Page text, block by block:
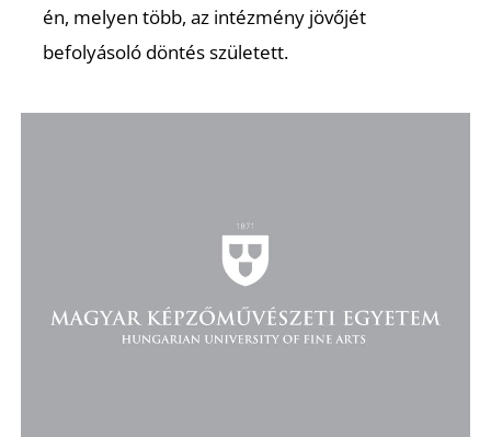
én, melyen több, az intézmény jövőjét
befolyásoló döntés született.